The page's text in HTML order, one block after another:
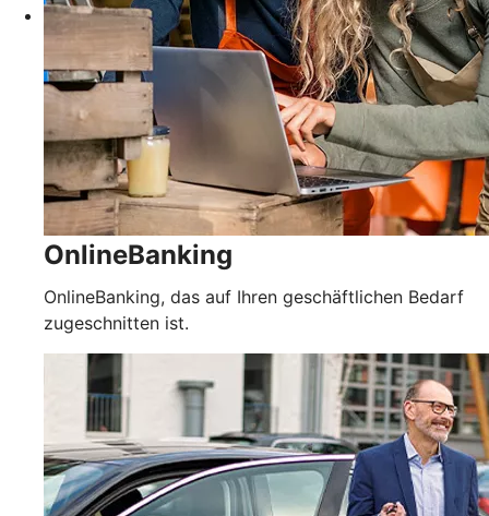
OnlineBanking
OnlineBanking, das auf Ihren geschäftlichen Bedarf
zugeschnitten ist.